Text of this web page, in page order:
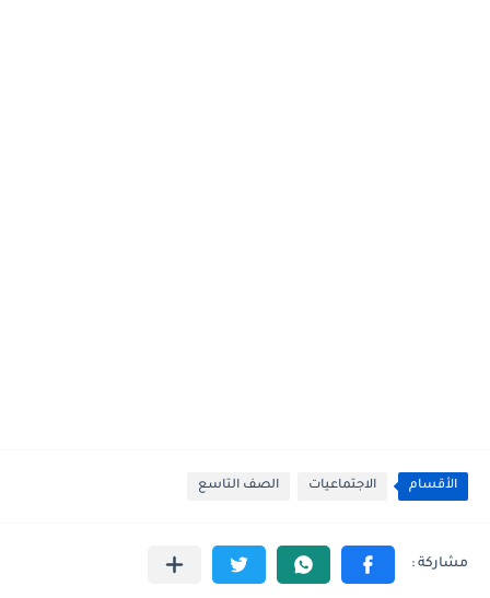
الأقسام الاجتماعيات الصف التاسع